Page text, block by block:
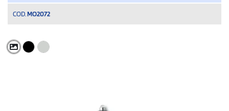
COD. MO2072